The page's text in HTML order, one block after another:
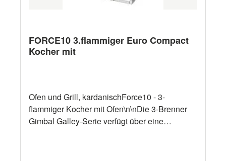
FORCE10 3.flammiger Euro Compact
Kocher mit
Ofen und Grill, kardanischForce10 - 3-
flammiger Kocher mit Ofen\n\nDie 3-Brenner
Gimbal Galley-Serie verfügt über eine